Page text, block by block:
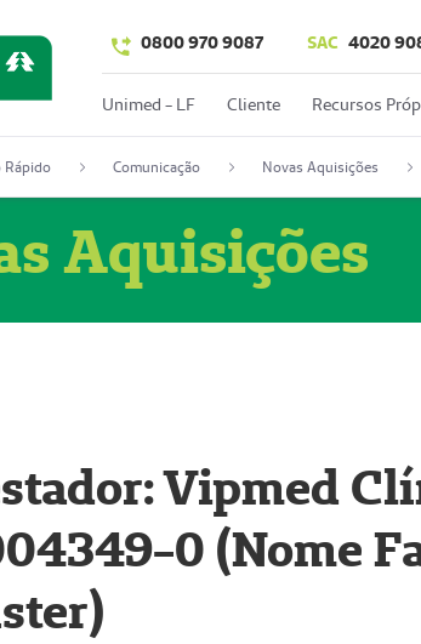
0800 970 9087 SAC 4020
Unimed - LF Cliente Recursos
Rápido Comunicação Novas Aquisições
Aquisições
Vipmed
0 (Nome